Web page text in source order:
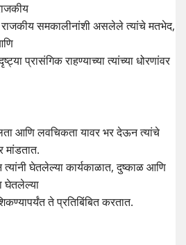
समकालीनांशी असलेले त्यांचे मतभेद,
प्रासंगिक राहण्याच्या त्यांच्या धोरणांवर
आणि लवचिकता यावर भर देऊन त्यांचे
मांडतात.
त्यांनी घेतलेल्या कार्यकाळात, दुष्काळ आणि
घेतलेल्या
ते प्रतिबिंबित करतात.